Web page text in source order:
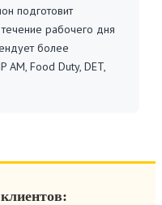
подготовит
рабочего дня
более
Food Duty, DET,